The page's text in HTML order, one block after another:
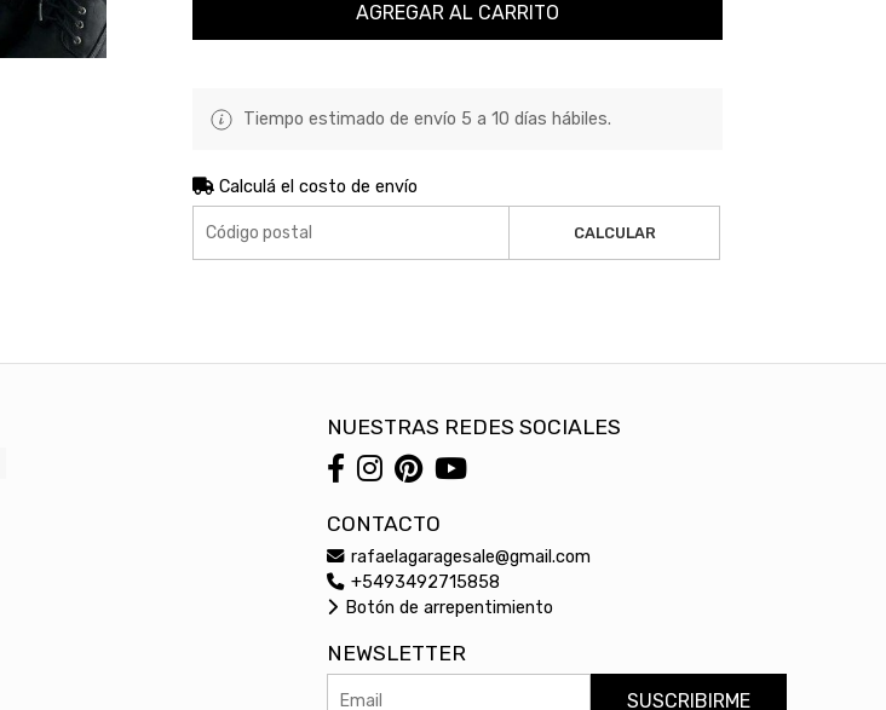
AGREGAR AL CARRITO
Tiempo estimado de envío 5 a 10 días hábiles.
Calculá el costo de envío
CALCULAR
NUESTRAS REDES SOCIALES
CONTACTO
rafaelagaragesale@gmail.com
+5493492715858
Botón de arrepentimiento
NEWSLETTER
SUSCRIBIRME